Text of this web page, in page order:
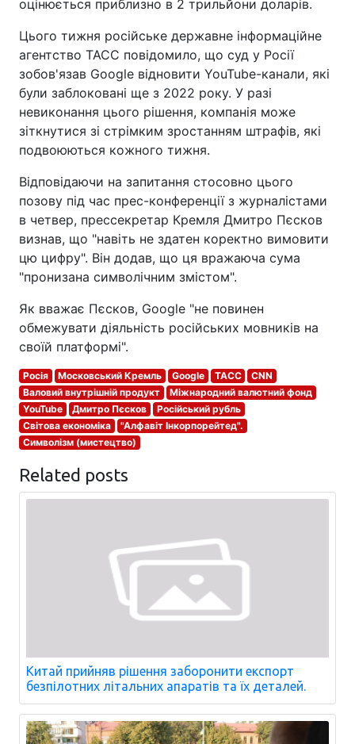
оцінюється приблизно в 2 трильйони доларів.
Цього тижня російське державне інформаційне
агентство ТАСС повідомило, що суд у Росії
зобов'язав Google відновити YouTube-канали, які
були заблоковані ще з 2022 року. У разі
невиконання цього рішення, компанія може
зіткнутися зі стрімким зростанням штрафів, які
подвоюються кожного тижня.
Відповідаючи на запитання стосовно цього
позову під час прес-конференції з журналістами
в четвер, прессекретар Кремля Дмитро Пєсков
визнав, що "навіть не здатен коректно вимовити
цю цифру". Він додав, що ця вражаюча сума
"пронизана символічним змістом".
Як вважає Пєсков, Google "не повинен
обмежувати діяльність російських мовників на
своїй платформі".
Росія Московський Кремль Google ТАСС
CNN
Валовий внутрішній продукт
Міжнародний валютний фонд
YouTube
Дмитро Пєсков
Російський рубль
Світова економіка
"Алфавіт Інкорпорейтед".
Символізм (мистецтво)
Related posts
Китай прийняв рішення заборонити експорт
безпілотних літальних апаратів та їх деталей.